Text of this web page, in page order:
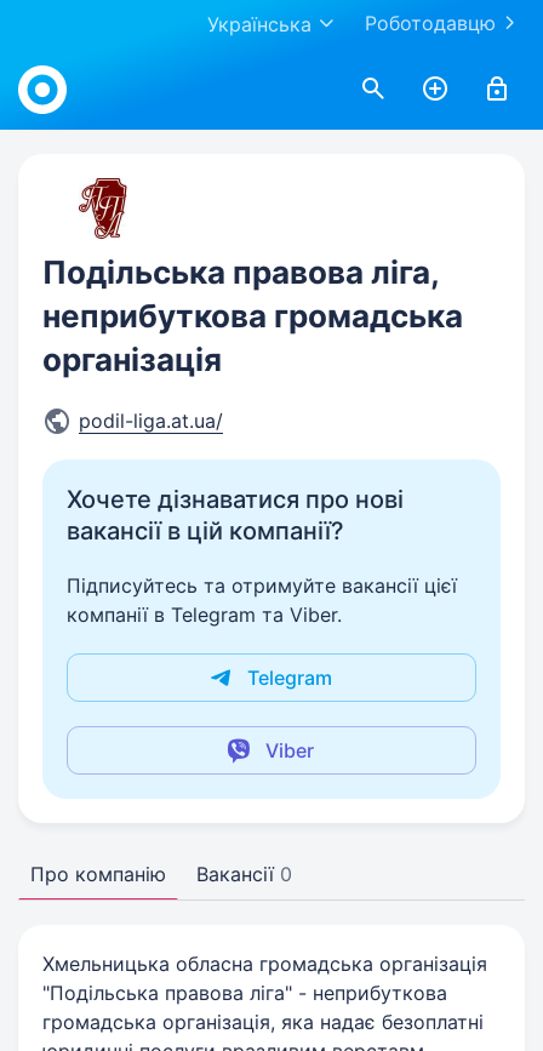
Роботодавцю
Українська
Work.ua
Подільська правова ліга,
неприбуткова громадська
організація
podil-liga.at.ua/
Хочете дізнаватися про нові
вакансії в цій компанії?
Підписуйтесь та отримуйте вакансії цієї
компанії в Telegram та Viber.
Telegram
Viber
Про компанію Вакансії 0
Хмельницька обласна громадська організація
"Подільська правова ліга" - неприбуткова
громадська організація, яка надає безоплатні